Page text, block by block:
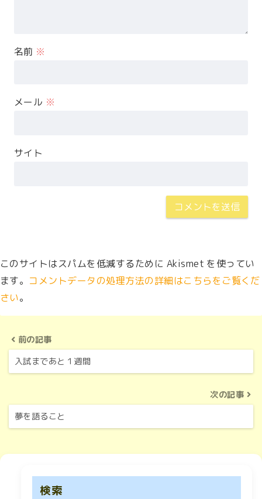
名前 ※
メール ※
サイト
このサイトはスパムを低減するために Akismet を使ってい
ます。 コメントデータの処理方法の詳細はこちらをご覧くだ
さい。
前の記事
入試まであと１週間
次の記事
夢を語ること
検索